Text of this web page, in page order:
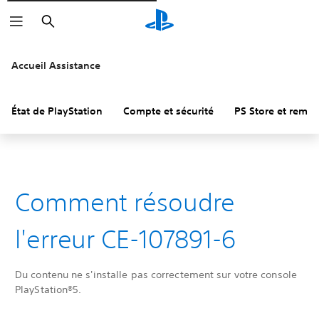
Rechercher
Accueil Assistance
État de PlayStation Compte et sécurité PS Store et
Comment résoudre
l'erreur CE-107891-6
Du contenu ne s'installe pas correctement sur votre console
PlayStation®5.